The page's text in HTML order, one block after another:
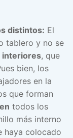
distintos: El
tablero y no se
interiores, que
bien, los
en la
que forman
todos los
más interno
haya colocado